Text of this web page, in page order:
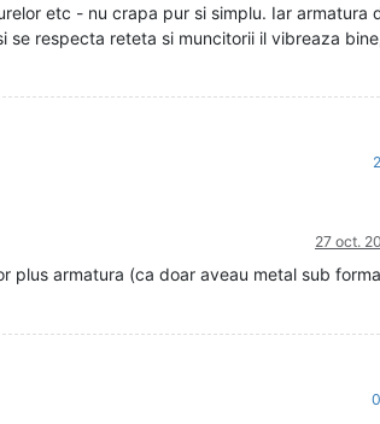
etc - nu crapa pur si simplu. Iar armatura
respecta reteta si muncitorii il vibreaza
2
27 oct.
plus armatura (ca doar aveau metal sub
0